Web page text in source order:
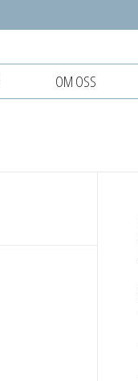
OM OSS